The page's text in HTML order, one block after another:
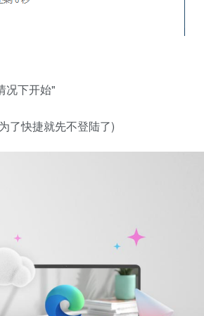
况下开始"
了快捷就先不登陆了)